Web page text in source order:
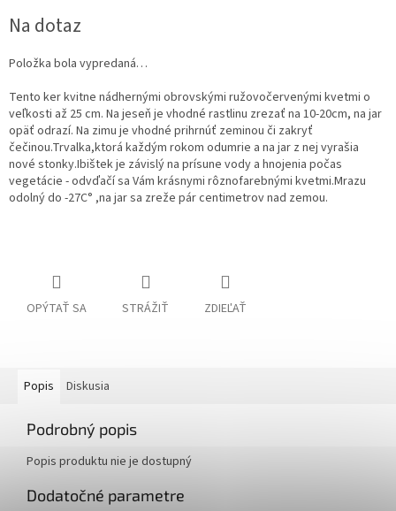
cena:
Na dotaz
Položka bola vypredaná…
Tento ker kvitne nádhernými obrovskými ružovočervenými kvetmi o
veľkosti až 25 cm. Na jeseň je vhodné rastlinu zrezať na 10-20cm, na jar
opäť odrazí. Na zimu je vhodné prihrnúť zeminou či zakryť
čečinou.Trvalka,ktorá každým rokom odumrie a na jar z nej vyrašia
nové stonky.Ibištek je závislý na prísune vody a hnojenia počas
vegetácie - odvďačí sa Vám krásnymi rôznofarebnými kvetmi.Mrazu
odolný do -27C° ,na jar sa zreže pár centimetrov nad zemou.
OPÝTAŤ SA STRÁŽIŤ ZDIEĽAŤ
Popis Diskusia
Podrobný popis
Popis produktu nie je dostupný
Dodatočné parametre